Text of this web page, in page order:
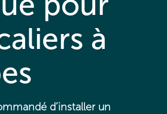
à
d’installer un